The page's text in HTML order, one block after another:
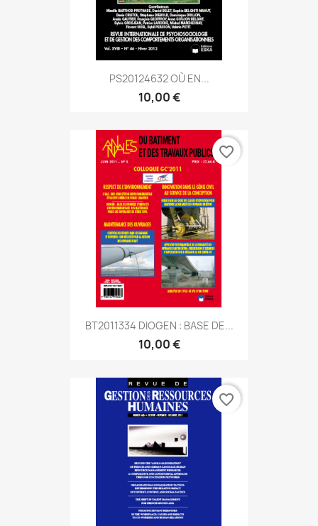
PS20124632 OÙ EN...
10,00 €
BT2011334 DIOGEN : BASE DE...
10,00 €
favorite_border
favorite_border